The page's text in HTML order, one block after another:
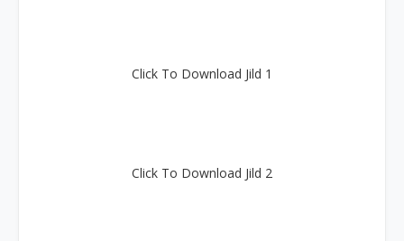
Click To Download Jild 1
Click To Download Jild 2